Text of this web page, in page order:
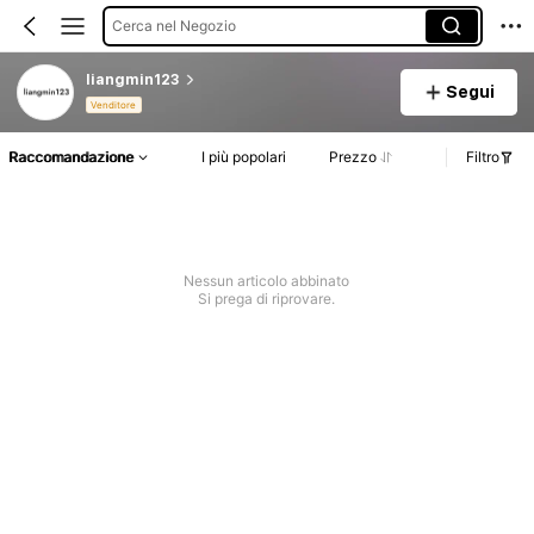
Cerca nel Negozio
liangmin123
Venditore
Segui
Raccomandazione I più popolari Prezzo Filtro
Nessun articolo abbinato
Si prega di riprovare.